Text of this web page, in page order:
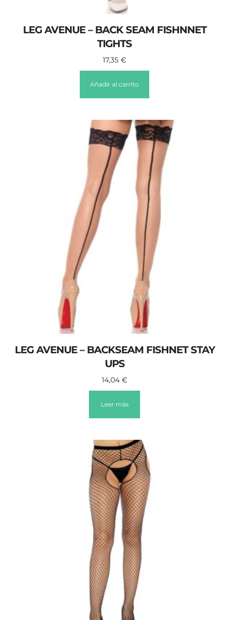
LEG AVENUE – BACK SEAM FISHNNET
TIGHTS
17,35 €
Añadir al carrito
LEG AVENUE – BACKSEAM FISHNET STAY
UPS
14,04 €
Leer más